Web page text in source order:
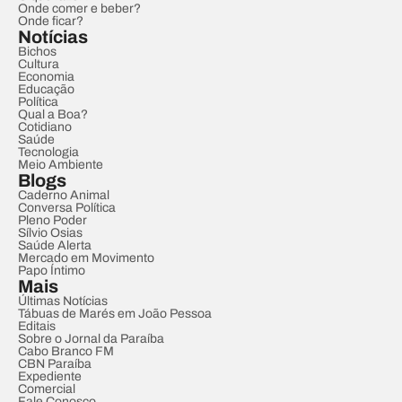
Onde comer e beber?
Onde ficar?
Notícias
Bichos
Cultura
Economia
Educação
Política
Qual a Boa?
Cotidiano
Saúde
Tecnologia
Meio Ambiente
Blogs
Caderno Animal
Conversa Política
Pleno Poder
Sílvio Osias
Saúde Alerta
Mercado em Movimento
Papo Íntimo
Mais
Últimas Notícias
Tábuas de Marés em João Pessoa
Editais
Sobre o Jornal da Paraíba
Cabo Branco FM
CBN Paraíba
Expediente
Comercial